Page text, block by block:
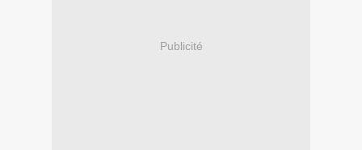
Publicité